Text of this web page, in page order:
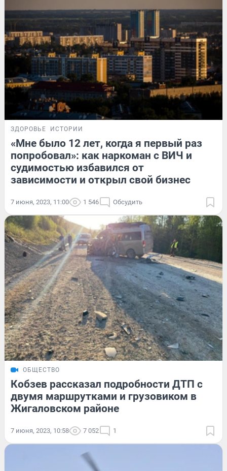
ЗДОРОВЬЕ ИСТОРИИ
«Мне было 12 лет, когда я первый раз
попробовал»: как наркоман с ВИЧ и
судимостью избавился от
зависимости и открыл свой бизнес
7 июня, 2023, 11:00 1 546 Обсудить
ОБЩЕСТВО
Кобзев рассказал подробности ДТП с
двумя маршрутками и грузовиком в
Жигаловском районе
7 июня, 2023, 10:58 7 052 1